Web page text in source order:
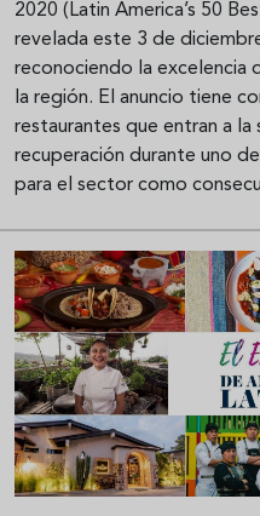
2020 (Latin America’s 50
revelada este 3 de
reconociendo la excelencia
la región. El anuncio tiene
restaurantes que entran a
recuperación durante uno
para el sector como